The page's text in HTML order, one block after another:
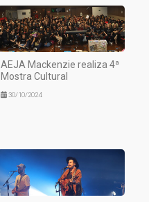
AEJA Mackenzie realiza 4ª
Mostra Cultural
30/10/2024